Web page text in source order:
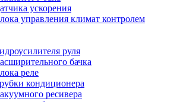
ускорения
управления климат контролем
руля
бачка
реле
кондиционера
ресивера